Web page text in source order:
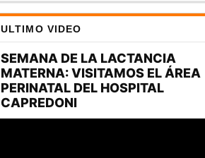
ULTIMO VIDEO